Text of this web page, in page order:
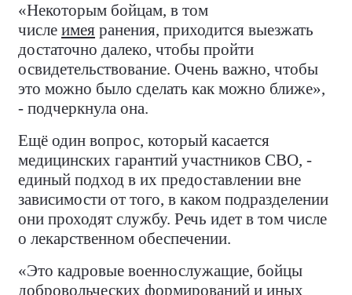
«Некоторым бойцам, в том
числе имея ранения, приходится выезжать
достаточно далеко, чтобы пройти
освидетельствование. Очень важно, чтобы
это можно было сделать как можно ближе»,
- подчеркнула она.
Ещё один вопрос, который касается
медицинских гарантий участников СВО, -
единый подход в их предоставлении вне
зависимости от того, в каком подразделении
они проходят службу. Речь идет в том числе
о лекарственном обеспечении.
«Это кадровые военнослужащие, бойцы
добровольческих формирований и иных